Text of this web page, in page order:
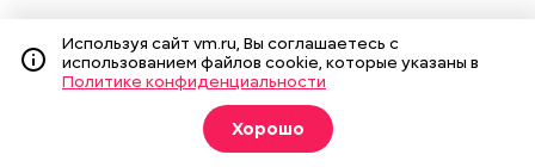
Используя сайт vm.ru, Вы соглашаетесь с
использованием файлов cookie, которые указаны в
Политике конфиденциальности
Хорошо